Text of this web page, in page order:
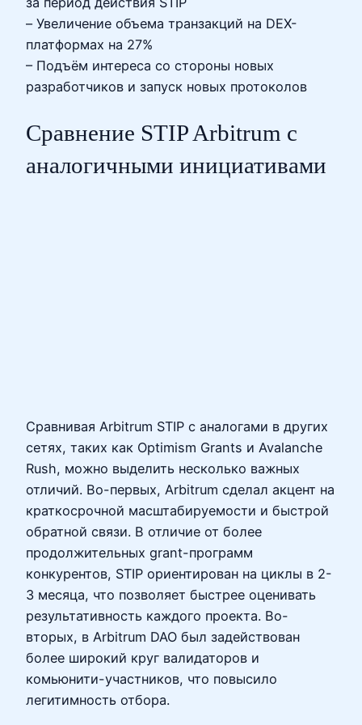
– Увеличение объема транзакций на DEX-
платформах на 27%
– Подъём интереса со стороны новых
разработчиков и запуск новых протоколов
Сравнение STIP Arbitrum с
аналогичными инициативами
Сравнивая Arbitrum STIP с аналогами в других
сетях, таких как Optimism Grants и Avalanche
Rush, можно выделить несколько важных
отличий. Во-первых, Arbitrum сделал акцент на
краткосрочной масштабируемости и быстрой
обратной связи. В отличие от более
продолжительных grant-программ
конкурентов, STIP ориентирован на циклы в 2-
3 месяца, что позволяет быстрее оценивать
результативность каждого проекта. Во-
вторых, в Arbitrum DAO был задействован
более широкий круг валидаторов и
комьюнити-участников, что повысило
легитимность отбора.